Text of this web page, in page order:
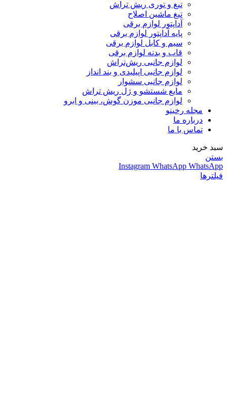
تیغ و توری ریش تراش
تیغ ماشین اصلاح
آداپتور لوازم برقی
پایه آداپتور لوازم برقی
سیم و کابل لوازم برقی
قاب و بدنه لوازم برقی
لوازم جانبی ریش‌تراش
لوازم جانبی اپیلیدی و بند انداز
لوازم جانبی سشوار
مایع شستشو و ژل ریش تراش
لوازم جانبی موزن گوش، بینی و ابرو
مجله رخینو
درباره ما
تماس با ما
سبد خرید
بستن
Instagram WhatsApp WhatsApp
فیلترها